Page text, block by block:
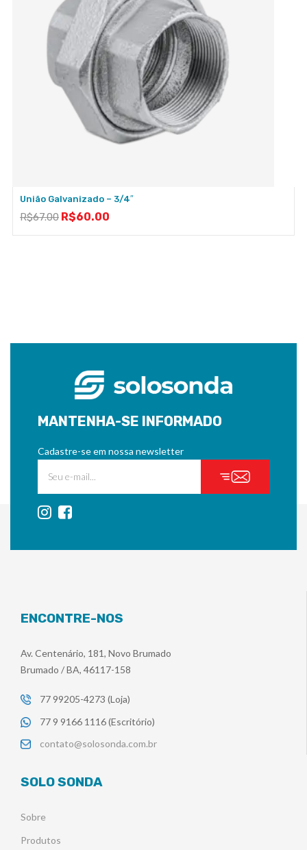
União Galvanizado – 3/4″
R$67.00 R$60.00
MANTENHA-SE INFORMADO
Cadastre-se em nossa newsletter
ENCONTRE-NOS
Av. Centenário, 181, Novo Brumado
Brumado / BA, 46117-158
77 99205-4273 (Loja)
77 9 9166 1116 (Escritório)
contato@solosonda.com.br
SOLO SONDA
Sobre
Produtos